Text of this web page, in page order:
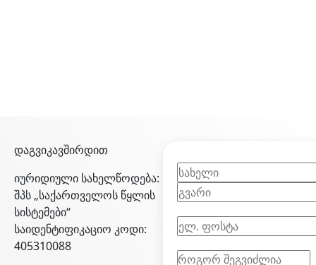
დაგვიკავშირდით
იურიდიული სახელწოდება:
შპს „საქართველოს წყლის
სისტემები“
საიდენტიფიკაციო კოდი:
405310088